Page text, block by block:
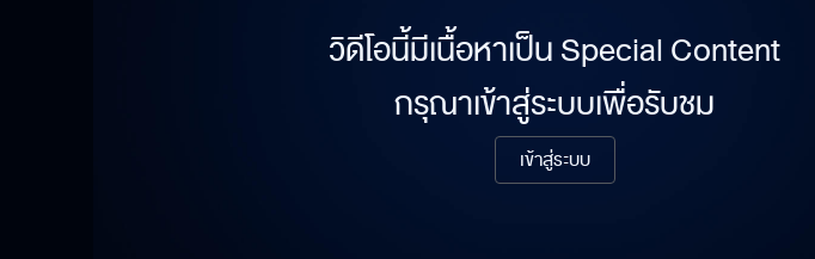
วิดีโอนี้มีเนื้อหาเป็น Special Content
กรุณาเข้าสู่ระบบเพื่อรับชม
เข้าสู่ระบบ